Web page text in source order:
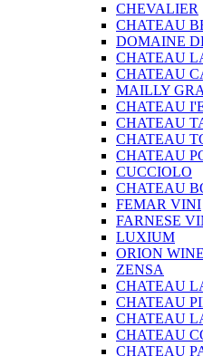
CHEVALIER
CHATEAU
DOMAINE
CHATEAU
CHATEAU
MAILLY
CHATEAU
CHATEAU
CHATEAU
CHATEAU
CUCCIOLO
CHATEAU
FEMAR VINI
FARNESE
LUXIUM
ORION
ZENSA
CHATEAU
CHATEAU
CHATEAU
CHATEAU
CHATEAU